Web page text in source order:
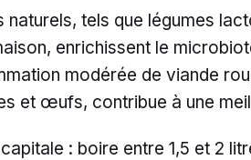
naturels, tels que légumes
enrichissent le
modérée de viande
et œufs, contribue à une
: boire entre 1,5 et 2